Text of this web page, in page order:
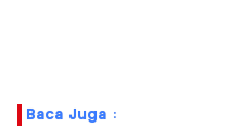
Baca Juga :